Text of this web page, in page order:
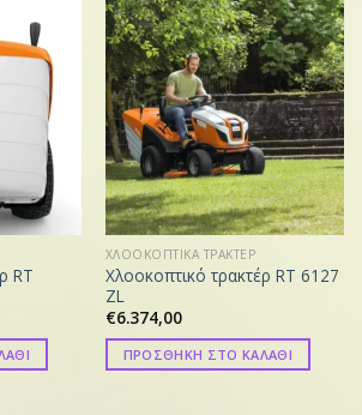
RT
ΧΛΟΟΚΟΠΤΙΚΑ ΤΡΑΚΤΕΡ
Χλοοκοπτικό τρακτέρ RT 6127
ZL
€6.374,00
ΠΡΟΣΘΗΚΗ ΣΤΟ ΚΑΛΑΘΙ